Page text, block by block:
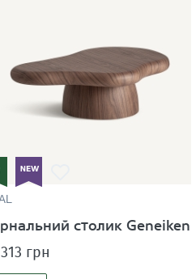
столик Geneiken
грн